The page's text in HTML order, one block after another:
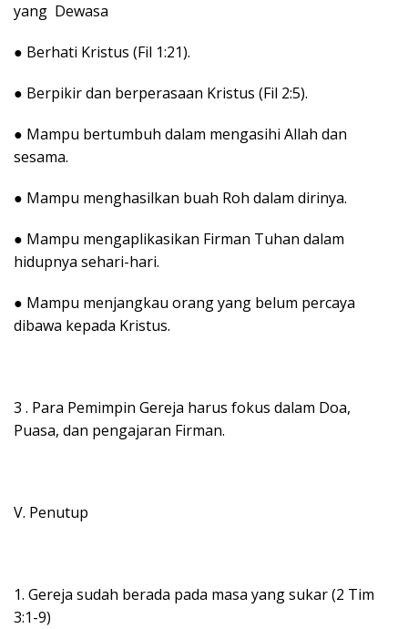
yang Dewasa
● Berhati Kristus (Fil 1:21).
● Berpikir dan berperasaan Kristus (Fil 2:5).
● Mampu bertumbuh dalam mengasihi Allah dan
sesama.
● Mampu menghasilkan buah Roh dalam dirinya.
● Mampu mengaplikasikan Firman Tuhan dalam
hidupnya sehari-hari.
● Mampu menjangkau orang yang belum percaya
dibawa kepada Kristus.
3 . Para Pemimpin Gereja harus fokus dalam Doa,
Puasa, dan pengajaran Firman.
V. Penutup
1. Gereja sudah berada pada masa yang sukar (2 Tim
3:1-9)